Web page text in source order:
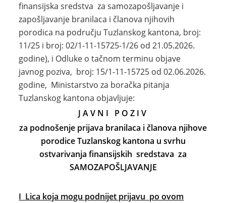
finansijska sredstva za samozapošljavanje i
zapošljavanje branilaca i članova njihovih
porodica na području Tuzlanskog kantona, broj:
11/25 i broj: 02/1-11-15725-1/26 od 21.05.2026.
godine), i Odluke o tačnom terminu objave
javnog poziva, broj: 15/1-11-15725 od 02.06.2026.
godine, Ministarstvo za boračka pitanja
Tuzlanskog kantona objavljuje:
J A V N I P O Z I V
za podnošenje prijava branilaca i članova njihove
porodice Tuzlanskog kantona u svrhu
ostvarivanja finansijskih sredstava za
SAMOZAPOŠLJAVANJE
I Lica koja mogu podnijet prijavu po ovom